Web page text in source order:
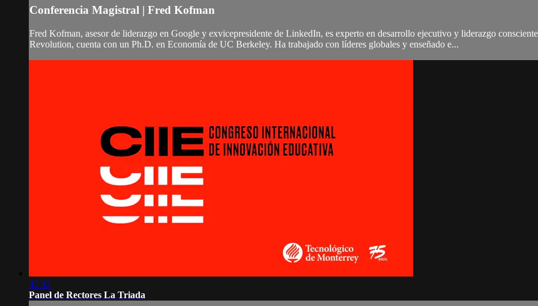
Conferencia Magistral | Fred Kofman
Fred Kofman, asesor de liderazgo en Google y exvicepresidente de LinkedIn, es experto en desarrollo ejecutivo y liderazgo
Revolution, cuenta con un Ph.D. en Economía de UC Berkeley. Ha trabajado con líderes globales y enseñado e...
45:43
Panel de Rectores La Triada